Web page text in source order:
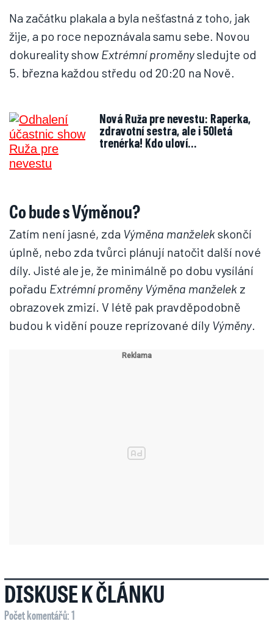
Na začátku plakala a byla nešťastná z toho, jak
žije, a po roce nepoznávala samu sebe. Novou
dokureality show Extrémní proměnysledujte od
5. března každou středu od 20:20 na Nově.
Nová Ruža pre nevestu: Raperka,
zdravotní sestra, ale i 50letá
trenérka! Kdo uloví…
Co bude s Výměnou?
Zatím není jasné, zda Výměna manželekskončí
úplně, nebo zda tvůrci plánují natočit další nové
díly. Jisté ale je, že minimálně po dobu vysílání
pořadu Extrémní proměny Výměna manželek z
obrazovek zmizí. V létě pak pravděpodobně
budou k vidění pouze reprízované díly Výměny.
DISKUSE K ČLÁNKU
Počet komentářů: 1